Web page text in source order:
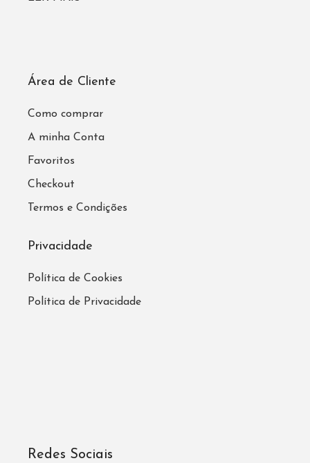
Área de Cliente
Como comprar
A minha Conta
Favoritos
Checkout
Termos e Condições
Privacidade
Política de Cookies
Política de Privacidade
Redes Sociais